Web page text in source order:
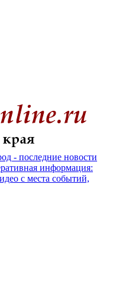
- последние новости
информация:
с места событий,